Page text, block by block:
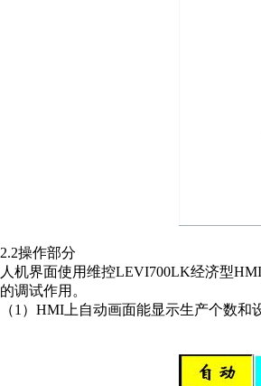
2.2操作部分
人机界面使用维控LEVI700LK经济型
的调试作用。
（1）HMI上自动画面能显示生产个